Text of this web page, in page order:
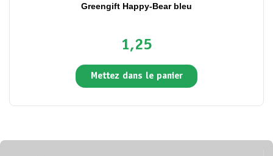
Greengift Happy-Bear bleu
1,25
Mettez dans le panier